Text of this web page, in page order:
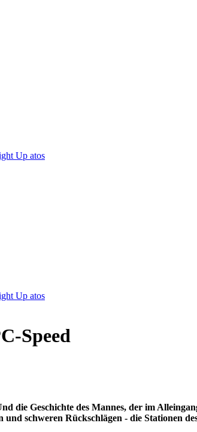
Up atos
Up atos
Speed
die Geschichte des Mannes, der im
schweren Rückschlägen - die Stationen